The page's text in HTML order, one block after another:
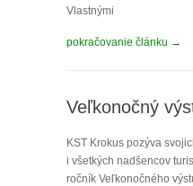
Vlastnými
pokračovanie článku →
Veľkonočný
KST Krokus pozýva
i všetkých nadšencov
ročník Veľkonočného